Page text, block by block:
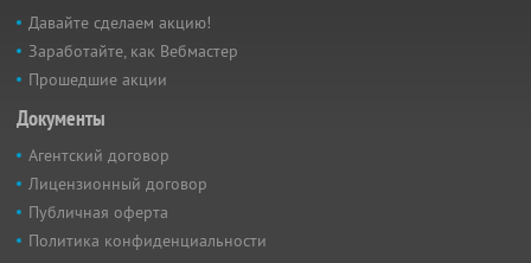
Давайте сделаем акцию!
Заработайте, как Вебмастер
Прошедшие акции
Документы
Агентский договор
Лицензионный договор
Публичная оферта
Политика конфиденциальности